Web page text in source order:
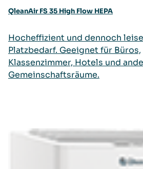
QleanAir FS 35 High Flow HEPA
Hocheffizient und dennoch
Platzbedarf. Geeignet für Büros,
Klassenzimmer, Hotels und
Gemeinschaftsräume.